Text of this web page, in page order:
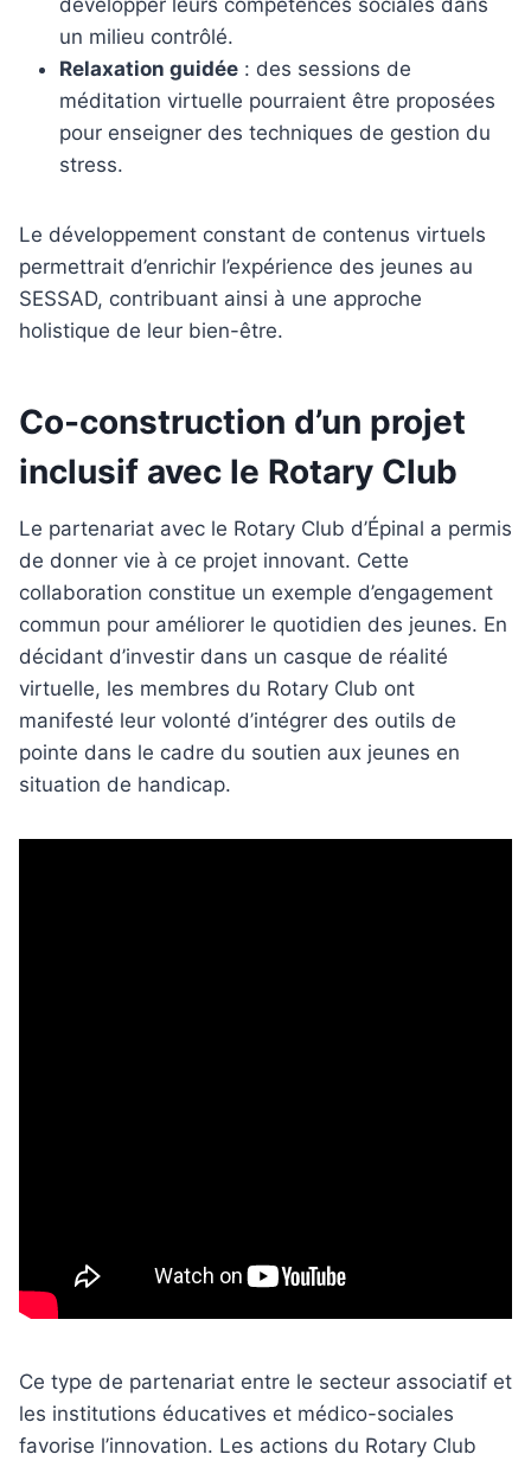
développer leurs compétences sociales dans
un milieu contrôlé.
Relaxation guidée : des sessions de
méditation virtuelle pourraient être proposées
pour enseigner des techniques de gestion du
stress.
Le développement constant de contenus virtuels
permettrait d’enrichir l’expérience des jeunes au
SESSAD, contribuant ainsi à une approche
holistique de leur bien-être.
Co-construction d’un projet
inclusif avec le Rotary Club
Le partenariat avec le Rotary Club d’Épinal a permis
de donner vie à ce projet innovant. Cette
collaboration constitue un exemple d’engagement
commun pour améliorer le quotidien des jeunes. En
décidant d’investir dans un casque de réalité
virtuelle, les membres du Rotary Club ont
manifesté leur volonté d’intégrer des outils de
pointe dans le cadre du soutien aux jeunes en
situation de handicap.
Ce type de partenariat entre le secteur associatif et
les institutions éducatives et médico-sociales
favorise l’innovation. Les actions du Rotary Club